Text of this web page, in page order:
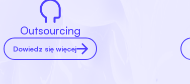
Outsourcing
Dowiedz się więcej